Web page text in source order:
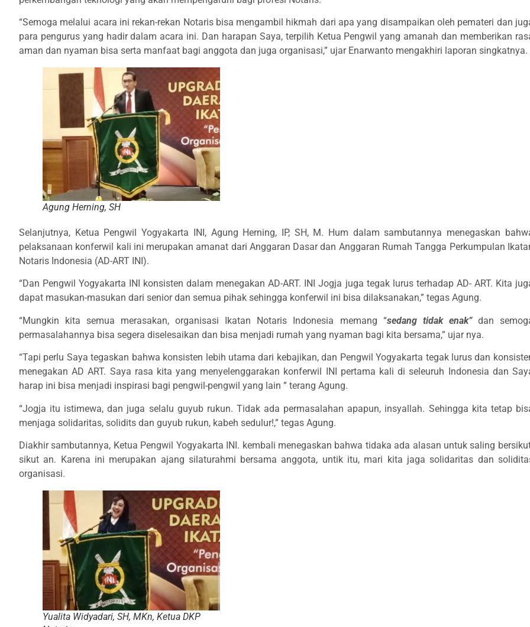
“Semoga melalui acara ini rekan-rekan Notaris bisa mengambil hikmah dari apa yang disampaikan oleh pemateri dan
para pengurus yang hadir dalam acara ini. Dan harapan Saya, terpilih Ketua Pengwil yang amanah dan memberikan
aman dan nyaman bisa serta manfaat bagi anggota dan juga organisasi,” ujar Enarwanto mengakhiri laporan singkatnya.
Agung Herning, SH
Selanjutnya, Ketua Pengwil Yogyakarta INI, Agung Herning, IP, SH, M. Hum dalam sambutannya menegaskan
pelaksanaan konferwil kali ini merupakan amanat dari Anggaran Dasar dan Anggaran Rumah Tangga Perkumpulan
Notaris Indonesia (AD-ART INI).
“Dan Pengwil Yogyakarta INI konsisten dalam menegakan AD-ART. INI Jogja juga tegak lurus terhadap AD- ART. Kita
dapat masukan-masukan dari senior dan semua pihak sehingga konferwil ini bisa dilaksanakan,” tegas Agung.
“Mungkin kita semua merasakan, organisasi Ikatan Notaris Indonesia memang “sedang tidak enak”dan
permasalahannya bisa segera diselesaikan dan bisa menjadi rumah yang nyaman bagi kita bersama,” ujar nya.
“Tapi perlu Saya tegaskan bahwa konsisten lebih utama dari kebajikan, dan Pengwil Yogyakarta tegak lurus dan
menegakan AD ART. Saya rasa kita yang menyelenggarakan konferwil INI pertama kali di seleuruh Indonesia dan
harap ini bisa menjadi inspirasi bagi pengwil-pengwil yang lain ” terang Agung.
“Jogja itu istimewa, dan juga selalu guyub rukun. Tidak ada permasalahan apapun, insyallah. Sehingga kita tetap
menjaga solidaritas, solidits dan guyub rukun, kabeh sedulur!,” tegas Agung.
Diakhir sambutannya, Ketua Pengwil Yogyakarta INI. kembali menegaskan bahwa tidaka ada alasan untuk saling
sikut an. Karena ini merupakan ajang silaturahmi bersama anggota, untik itu, mari kita jaga solidaritas dan
organisasi.
Yualita Widyadari, SH, MKn, Ketua DKP